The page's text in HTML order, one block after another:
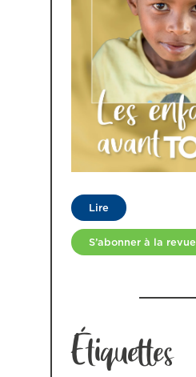
Lire
S’abonner à la revue
Étiquettes